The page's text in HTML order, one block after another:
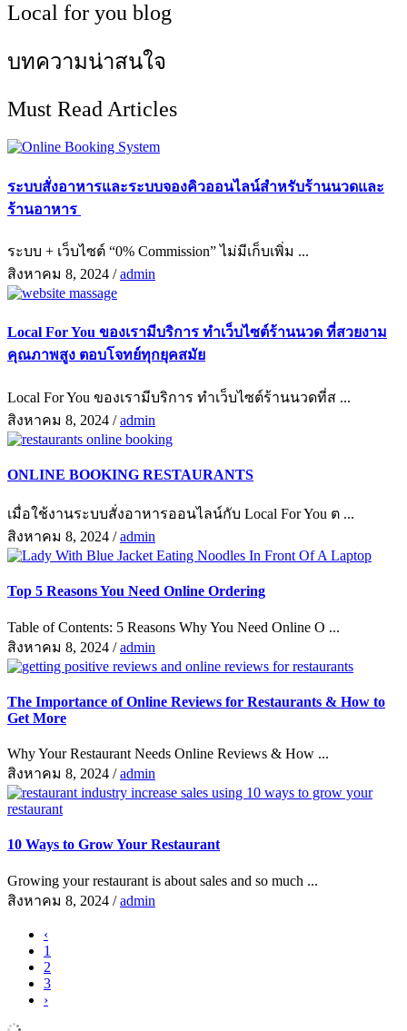
Local for you blog
บทความน่าสนใจ
Must Read Articles
ระบบสั่งอาหารและระบบจองคิวออนไลน์สำหรับร้านนวดและ
ร้านอาหาร
ระบบ + เว็บไซต์ “0% Commission” ไม่มีเก็บเพิ่ม ...
สิงหาคม 8, 2024 /admin
Local For You ของเรามีบริการ ทำเว็บไซต์ร้านนวด ที่สวยงาม
คุณภาพสูง ตอบโจทย์ทุกยุคสมัย
Local For You ของเรามีบริการ ทำเว็บไซต์ร้านนวดที่ส ...
สิงหาคม 8, 2024 /admin
ONLINE BOOKING RESTAURANTS
เมื่อใช้งานระบบสั่งอาหารออนไลน์กับ Local For You ต ...
สิงหาคม 8, 2024 /admin
Top 5 Reasons You Need Online Ordering
Table of Contents: 5 Reasons Why You Need Online O ...
สิงหาคม 8, 2024 /admin
The Importance of Online Reviews for Restaurants & How to
Get More
Why Your Restaurant Needs Online Reviews & How ...
สิงหาคม 8, 2024 /admin
10 Ways to Grow Your Restaurant
Growing your restaurant is about sales and so much ...
สิงหาคม 8, 2024 /admin
‹
1
2
3
›